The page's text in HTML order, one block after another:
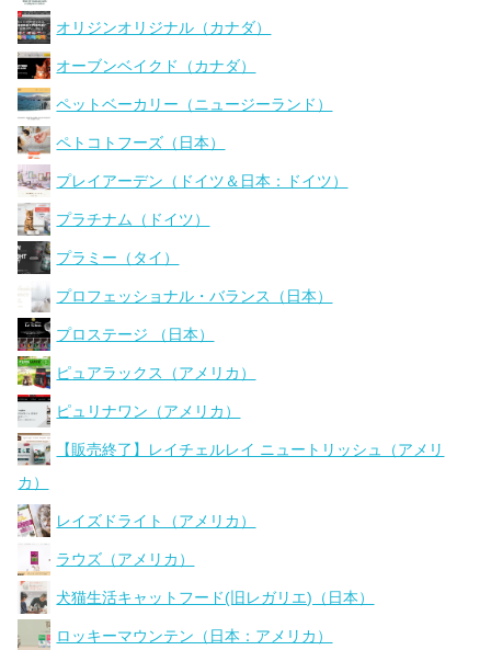
オリジンオリジナル（カナダ）
オーブンベイクド（カナダ）
ペットベーカリー（ニュージーランド）
ペトコトフーズ（日本）
プレイアーデン（ドイツ＆日本：ドイツ）
プラチナム（ドイツ）
プラミー（タイ）
プロフェッショナル・バランス（日本）
プロステージ （日本）
ピュアラックス（アメリカ）
ピュリナワン（アメリカ）
【販売終了】レイチェルレイ ニュートリッシュ（アメリ
カ）
レイズドライト（アメリカ）
ラウズ（アメリカ）
犬猫生活キャットフード(旧レガリエ)（日本）
ロッキーマウンテン（日本：アメリカ）